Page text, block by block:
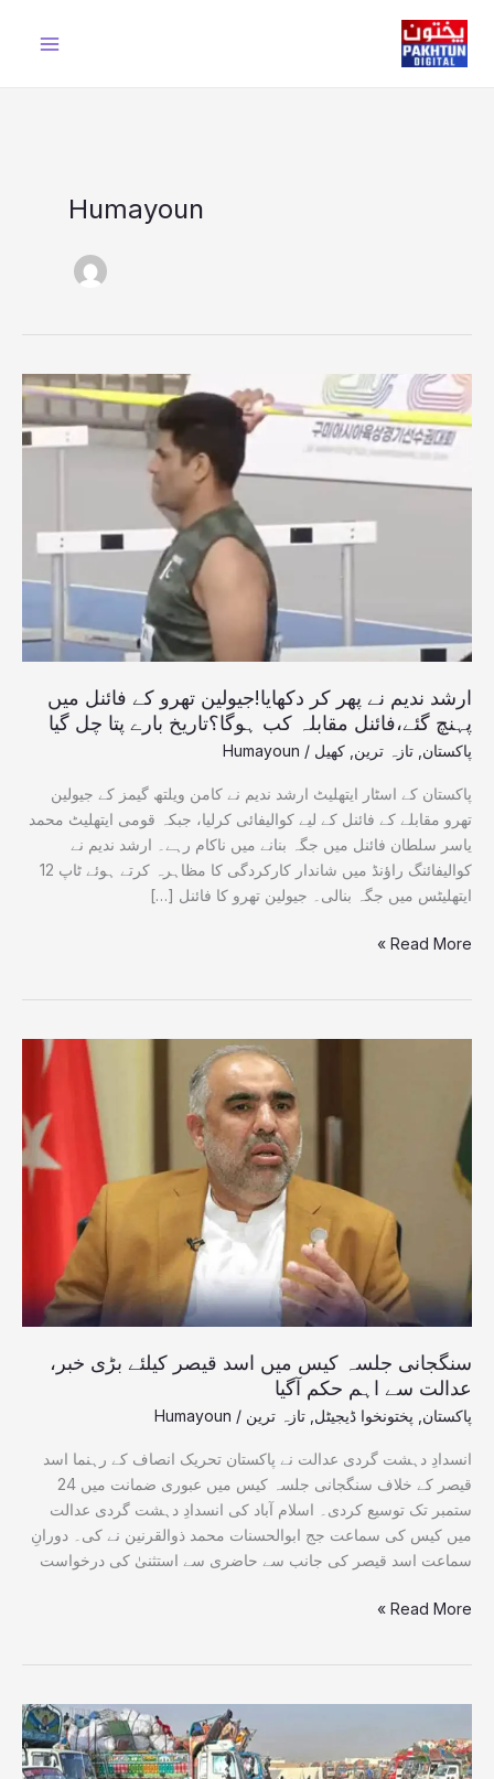
content
Humayoun
ارشد ندیم نے پھر کر دکھایا!جیولین تھرو کے فائنل میں
پہنچ گئے،فائنل مقابلہ کب ہوگا؟تاریخ بارے پتا چل گیا
پاکستان تازہ ترین کھیل /
Humayoun
پاکستان کے اسٹار ایتھلیٹ ارشد ندیم نے کامن ویلتھ گیمز کے جیولین
تھرو مقابلے کے فائنل کے لیے کوالیفائی کرلیا، جبکہ قومی ایتھلیٹ محمد
یاسر سلطان فائنل میں جگہ بنانے میں ناکام رہے۔ ارشد ندیم نے
کوالیفائنگ راؤنڈ میں شاندار کارکردگی کا مظاہرہ کرتے ہوئے ٹاپ 12
ایتھلیٹس میں جگہ بنالی۔ جیولین تھرو کا فائنل […]
ارشد
ندیم
کر
میں
پہنچ
گئے،فائنل
مقابلہ
کب
ہوگا؟
تاریخ
بارے
پتا
چل
گیا
Read More »
سنگجانی جلسہ کیس میں اسد قیصر کیلئے بڑی خبر،
عدالت سے اہم حکم آگیا
پاکستان پختونخوا ڈیجیٹل تازہ ترین /
Humayoun
انسدادِ دہشت گردی عدالت نے پاکستان تحریک انصاف کے رہنما اسد
قیصر کے خلاف سنگجانی جلسہ کیس میں عبوری ضمانت میں 24
ستمبر تک توسیع کردی۔ اسلام آباد کی انسدادِ دہشت گردی عدالت
میں کیس کی سماعت جج ابوالحسنات محمد ذوالقرنین نے کی۔ دورانِ
سماعت اسد قیصر کی جانب سے حاضری سے استثنیٰ کی درخواست
کیس
میں
اسد
قیصر
کیلئے
عدالت
سے
اہم
حکم
آگیا
Read More »
ہزار
افغان